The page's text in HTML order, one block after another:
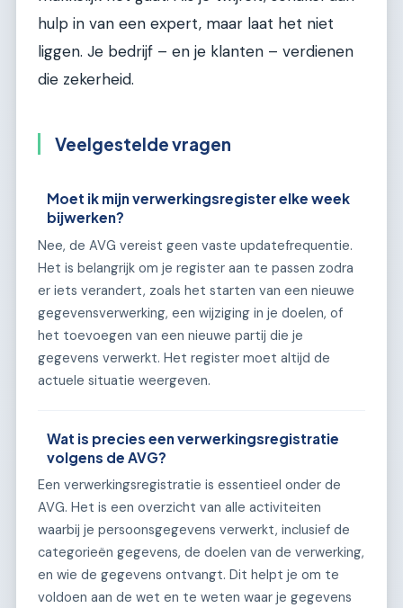
hulp in van een expert, maar laat het niet
liggen. Je bedrijf – en je klanten – verdienen
die zekerheid.
Veelgestelde vragen
Moet ik mijn verwerkingsregister elke week
bijwerken?
Nee, de AVG vereist geen vaste updatefrequentie.
Het is belangrijk om je register aan te passen zodra
er iets verandert, zoals het starten van een nieuwe
gegevensverwerking, een wijziging in je doelen, of
het toevoegen van een nieuwe partij die je
gegevens verwerkt. Het register moet altijd de
actuele situatie weergeven.
Wat is precies een verwerkingsregistratie
volgens de AVG?
Een verwerkingsregistratie is essentieel onder de
AVG. Het is een overzicht van alle activiteiten
waarbij je persoonsgegevens verwerkt, inclusief de
categorieën gegevens, de doelen van de verwerking,
en wie de gegevens ontvangt. Dit helpt je om te
voldoen aan de wet en te weten waar je gegevens